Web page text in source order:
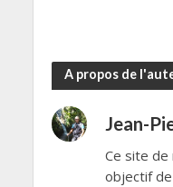
A propos de
Jean-
Ce site de
objectif